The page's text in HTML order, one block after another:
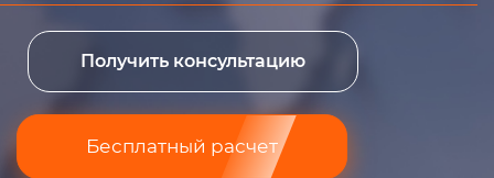
Получить консультацию
Бесплатный расчет